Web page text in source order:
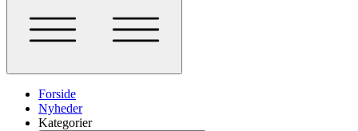
Forside
Nyheder
Kategorier